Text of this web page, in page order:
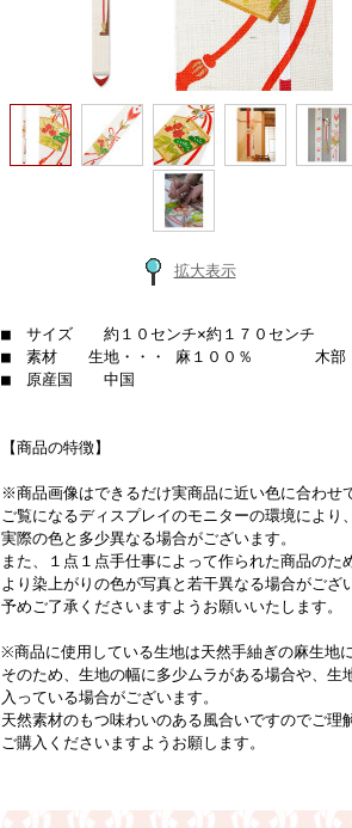
拡大表示
■ サイズ 約１０センチ×約１７０センチ
■ 素材 生地・・・ 麻１００％ 木部・
■ 原産国 中国
【商品の特徴】
※商品画像はできるだけ実商品に近い色に合わせ
ご覧になるディスプレイのモニターの環境により、
実際の色と多少異なる場合がございます。
また、１点１点手仕事によって作られた商品のた
より染上がりの色が写真と若干異なる場合がござ
予めご了承くださいますようお願いいたします。
※商品に使用している生地は天然手紬ぎの麻生地に
そのため、生地の幅に多少ムラがある場合や、生
入っている場合がございます。
天然素材のもつ味わいのある風合いですのでご理
ご購入くださいますようお願します。